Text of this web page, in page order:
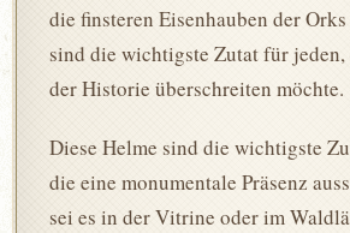
die finsteren Eisenhauben der
sind die wichtigste Zutat für jeden,
der Historie überschreiten möchte.
Diese Helme sind die wichtigste
die eine monumentale Präsenz
sei es in der Vitrine oder im